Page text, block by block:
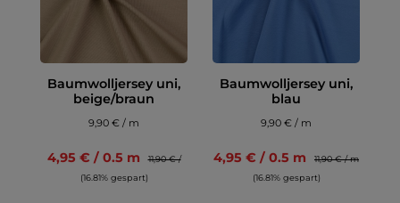
Baumwolljersey uni,
beige/braun
9,90 € / m
4,95 € / 0.5 m
11,90 € /
(16.81% gespart)
Baumwolljersey uni,
blau
9,90 € / m
4,95 € / 0.5 m
11,90 € / m
(16.81% gespart)